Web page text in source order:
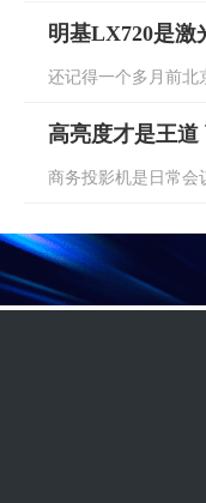
明基LX720是激
还记得一个多月前北
高亮度才是王
商务投影机是日常会